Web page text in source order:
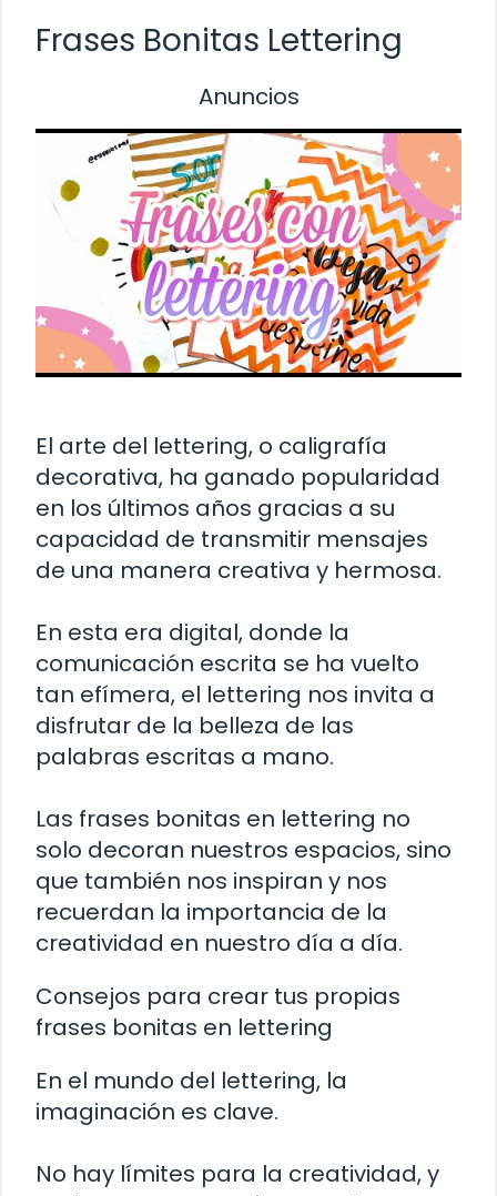
Frases Bonitas Lettering
Anuncios
El arte del lettering, o caligrafía
decorativa, ha ganado popularidad
en los últimos años gracias a su
capacidad de transmitir mensajes
de una manera creativa y hermosa.
En esta era digital, donde la
comunicación escrita se ha vuelto
tan efímera, el lettering nos invita a
disfrutar de la belleza de las
palabras escritas a mano.
Las frases bonitas en lettering no
solo decoran nuestros espacios, sino
que también nos inspiran y nos
recuerdan la importancia de la
creatividad en nuestro día a día.
Consejos para crear tus propias
frases bonitas en lettering
En el mundo del lettering, la
imaginación es clave.
No hay límites para la creatividad, y